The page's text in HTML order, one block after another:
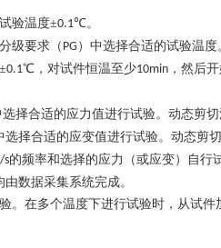
验温度±0.1℃。
级要求（ PG ）中选择合适的试验温度
0.1℃，对试件恒温至少10min ，然后
选择合适的应力值进行试验。动态剪
选择合适的应变值进行试验。动态剪
s的频率和选择的应力（或应变）自行
数据采集系统完成。
。在多个温度下进行试验时，从试